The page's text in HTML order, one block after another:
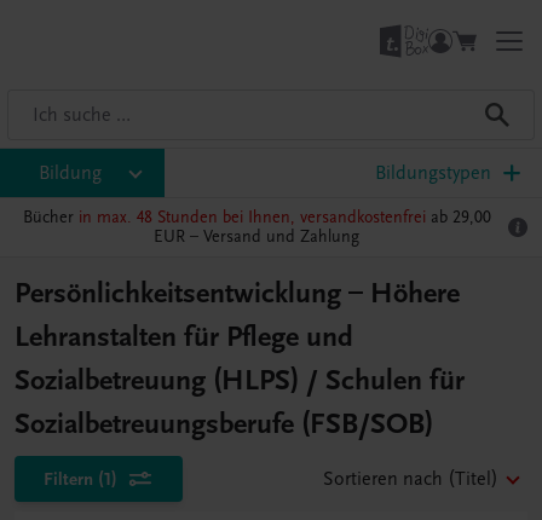
Bildung Bildungstypen
Bücher in max. 48 Stunden bei Ihnen, versandkostenfrei ab 29,00
EUR – Versand und Zahlung
Persönlichkeitsentwicklung – Höhere
Lehranstalten für Pflege und
Sozialbetreuung (HLPS) / Schulen für
Sozialbetreuungsberufe (FSB/SOB)
Filtern (1) Sortieren nach (Titel)